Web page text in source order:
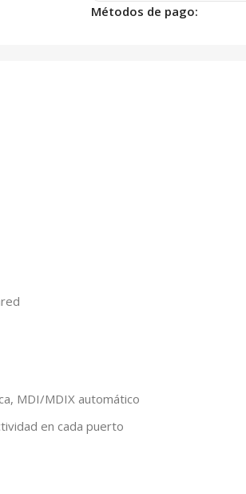
Métodos de pago:
MDI/MDIX automático
en cada puerto